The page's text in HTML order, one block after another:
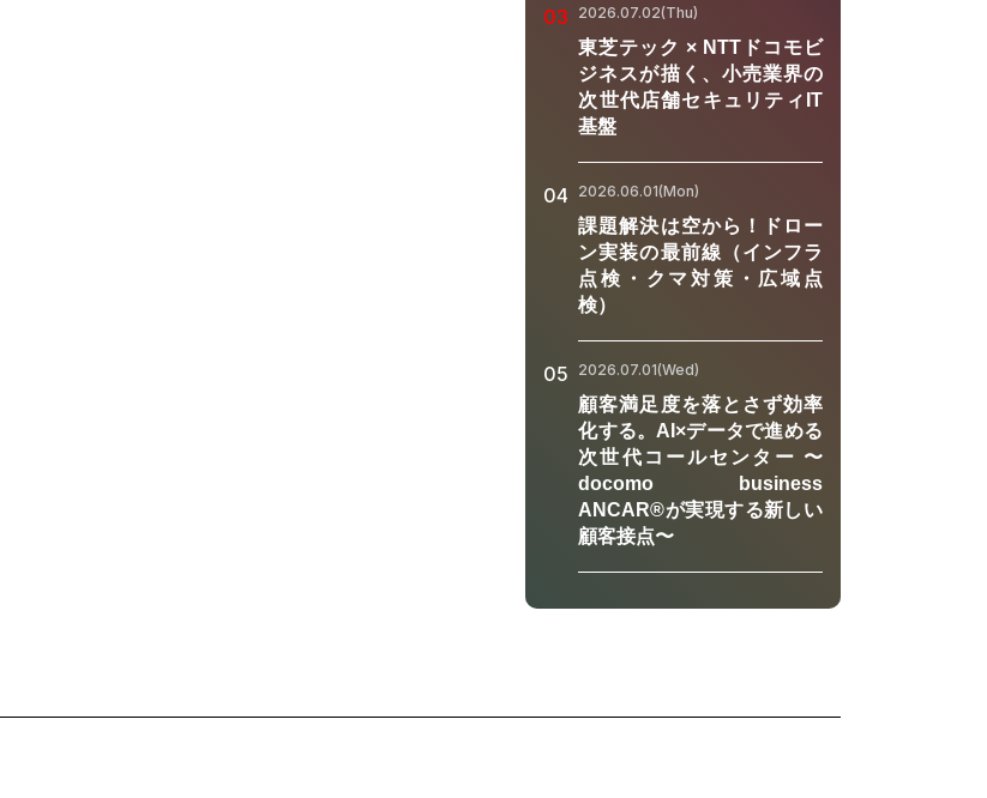
03 2026.07.02(Thu)
東芝テック × NTTドコモビ
ジネスが描く、小売業界の
次世代店舗セキュリティIT
基盤
04 2026.06.01(Mon)
課題解決は空から！ドロー
ン実装の最前線（インフラ
点検・クマ対策・広域点
検）
05 2026.07.01(Wed)
顧客満足度を落とさず効率
化する。AI×データで進める
次世代コールセンター 〜
docomo business
ANCAR®が実現する新しい
顧客接点〜